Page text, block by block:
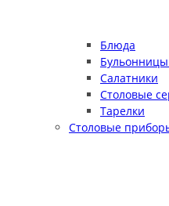
Блюда
Салатники
Столовые
Тарелки
Столовые